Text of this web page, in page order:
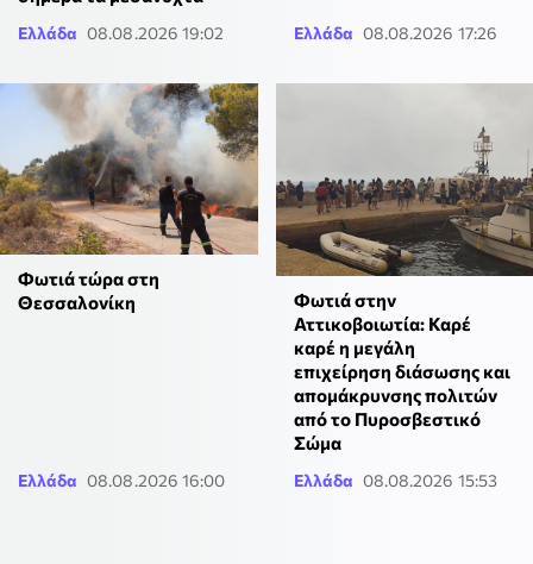
Ελλάδα 08.08.2026 19:02 Ελλάδα 08.08.2026 17:26
Φωτιά τώρα στη
Θεσσαλονίκη
Ελλάδα 08.08.2026 16:00
Φωτιά στην
Αττικοβοιωτία: Καρέ
καρέ η μεγάλη
επιχείρηση διάσωσης και
απομάκρυνσης πολιτών
από το Πυροσβεστικό
Σώμα
Ελλάδα 08.08.2026 15:53